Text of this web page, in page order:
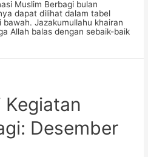
Muslim Berbagi bulan
dapat dilihat dalam tabel
Jazakumullahu khairan
Allah balas dengan sebaik-baik
Desember